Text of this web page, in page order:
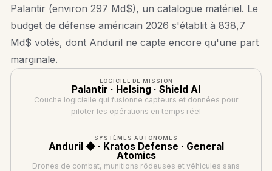
Palantir (environ 297 Md$), un catalogue matériel. Le
budget de défense américain 2026 s'établit à 838,7
Md$ votés, dont Anduril ne capte encore qu'une part
marginale.
LOGICIEL DE MISSION
Palantir · Helsing · Shield AI
Couche logicielle qui fusionne capteurs et données pour
piloter les opérations en temps réel
SYSTÈMES AUTONOMES
Anduril ◆ · Kratos Defense · General
Atomics
Drones de combat, munitions rôdeuses et véhicules sans